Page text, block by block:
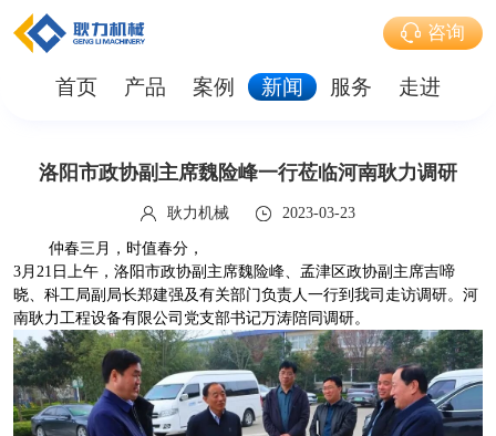
咨询
首页 产品 案例 新闻 服务 走进
洛阳市政协副主席魏险峰一行莅临河南耿力调研
耿力机械
2023-03-23
仲春三月，时值春分，
3月21日上午，洛阳市政协副主席魏险峰、孟津区政协副主席吉啼
晓、科工局副局长郑建强及有关部门负责人一行到我司走访调研。河
南耿力工程设备有限公司党支部书记万涛陪同调研。